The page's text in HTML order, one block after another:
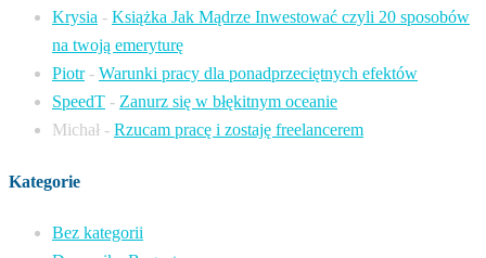
Krysia - Książka Jak Mądrze Inwestować czyli 20 sposobów
na twoją emeryturę
Piotr- Warunki pracy dla ponadprzeciętnych efektów
SpeedT - Zanurz się w błękitnym oceanie
Michał - Rzucam pracę i zostaję freelancerem
Kategorie
Bez kategorii